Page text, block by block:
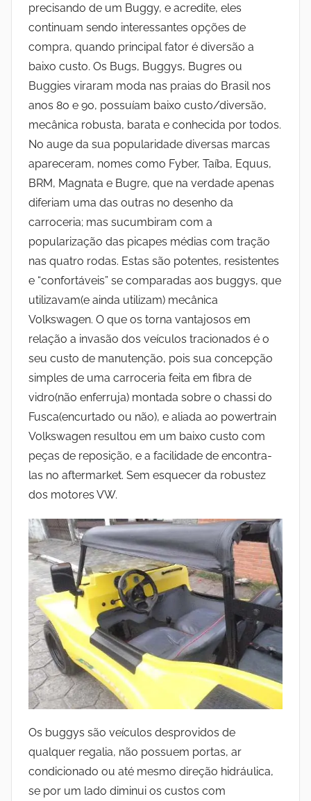
precisando de um Buggy, e acredite, eles
continuam sendo interessantes opções de
compra, quando principal fator é diversão a
baixo custo. Os Bugs, Buggys, Bugres ou
Buggies viraram moda nas praias do Brasil nos
anos 80 e 90, possuíam baixo custo/diversão,
mecânica robusta, barata e conhecida por todos.
No auge da sua popularidade diversas marcas
apareceram, nomes como Fyber, Taíba, Equus,
BRM, Magnata e Bugre, que na verdade apenas
diferiam uma das outras no desenho da
carroceria; mas sucumbiram com a
popularização das picapes médias com tração
nas quatro rodas. Estas são potentes, resistentes
e “confortáveis” se comparadas aos buggys, que
utilizavam(e ainda utilizam) mecânica
Volkswagen. O que os torna vantajosos em
relação a invasão dos veículos tracionados é o
seu custo de manutenção, pois sua concepção
simples de uma carroceria feita em fibra de
vidro(não enferruja) montada sobre o chassi do
Fusca(encurtado ou não), e aliada ao powertrain
Volkswagen resultou em um baixo custo com
peças de reposição, e a facilidade de encontra-
las no aftermarket. Sem esquecer da robustez
dos motores VW.
Os buggys são veículos desprovidos de
qualquer regalia, não possuem portas, ar
condicionado ou até mesmo direção hidráulica,
se por um lado diminui os custos com